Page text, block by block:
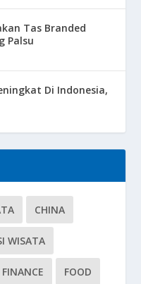
Tas Branded
Palsu
Di Indonesia,
CHINA
WISATA
FINANCE FOOD